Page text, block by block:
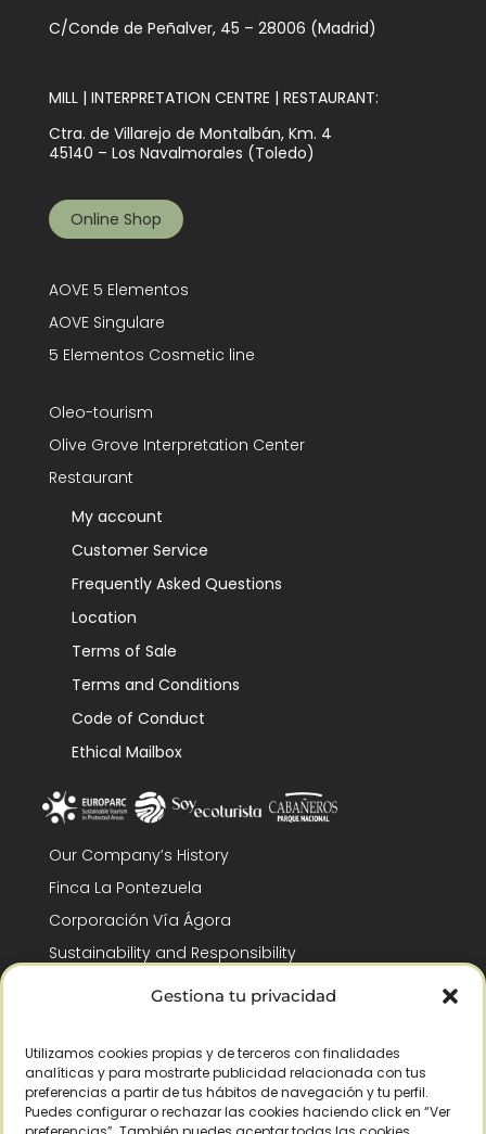
Gestiona tu privacidad
Utilizamos cookies propias y de terceros con finalidades
analíticas y para mostrarte publicidad relacionada con tus
preferencias a partir de tus hábitos de navegación y tu perfil.
Puedes configurar o rechazar las cookies haciendo click en “Ver
C/Conde de Peñalver, 45 – 28006 (Madrid)
MILL | INTERPRETATION CENTRE | RESTAURANT:
Ctra. de Villarejo de Montalbán, Km. 4
45140 – Los Navalmorales (Toledo)
Online Shop
AOVE 5 Elementos
AOVE Singulare
5 Elementos Cosmetic line
Oleo-tourism
Olive Grove Interpretation Center
Restaurant
My account
Customer Service
Frequently Asked Questions
Location
Terms of Sale
Terms and Conditions
Code of Conduct
Ethical Mailbox
Our Company’s History
Finca La Pontezuela
Corporación Vía Ágora
Sustainability and Responsibility
CSR and Fundación Gómez-Pintado
Recognitions